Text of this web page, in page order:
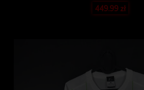
449.99zł